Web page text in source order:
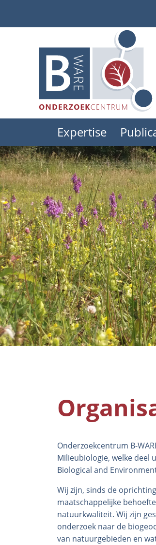
menu
Expertise
Onderzoekcentrum B-
Milieubiologie, welke deel
Biological and
Wij zijn, sinds de
maatschappelijke
natuurkwaliteit. Wij zijn
onderzoek naar de
van natuurgebieden en